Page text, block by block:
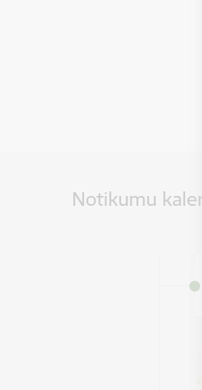
Notikumu